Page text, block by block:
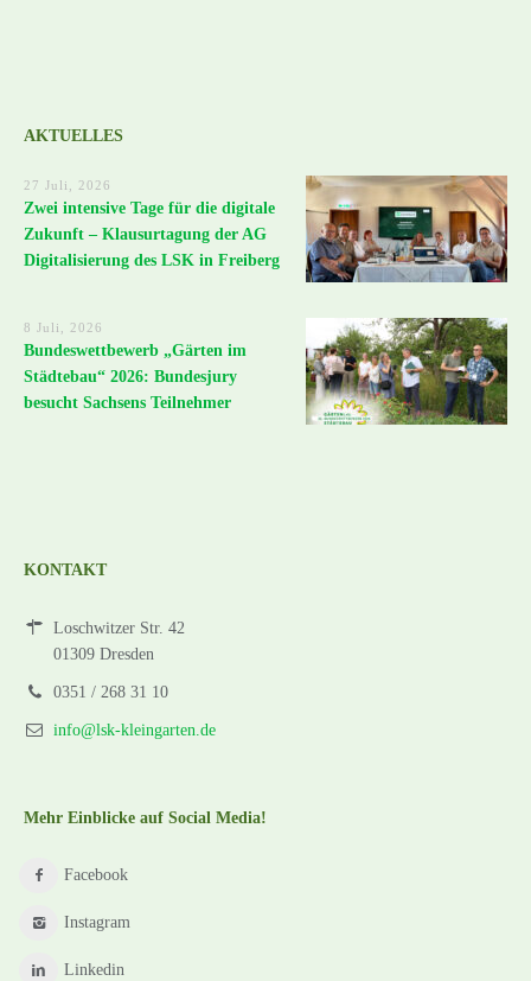
AKTUELLES
27 Juli, 2026
Zwei intensive Tage für die digitale
Zukunft – Klausurtagung der AG
Digitalisierung des LSK in Freiberg
8 Juli, 2026
Bundeswettbewerb „Gärten im
Städtebau“ 2026: Bundesjury
besucht Sachsens Teilnehmer
KONTAKT
Loschwitzer Str. 42
01309 Dresden
0351 / 268 31 10
info@lsk-kleingarten.de
Mehr Einblicke auf Social Media!
Facebook
Instagram
Linkedin